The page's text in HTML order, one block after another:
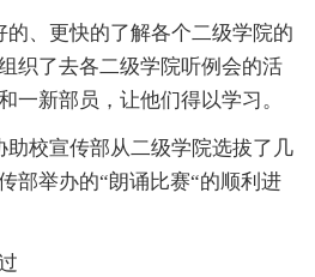
的、更快的了解各个二级学院的
织了去各二级学院听例会的活
一新部员，让他们得以学习。
助校宣传部从二级学院选拔了几
部举办的“朗诵比赛“的顺利进